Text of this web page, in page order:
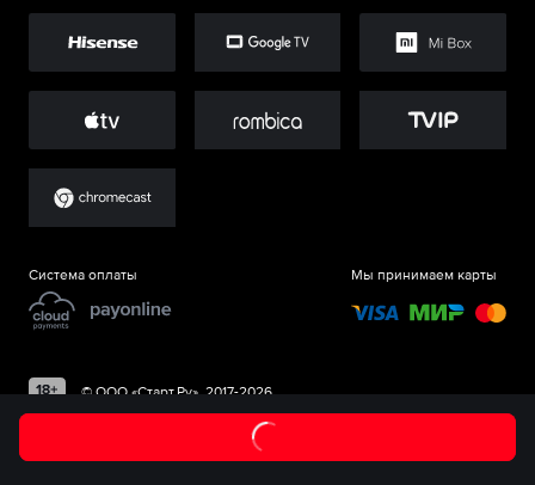
Система оплаты Мы принимаем карты
©ООО «Старт.Ру», 2017-2026